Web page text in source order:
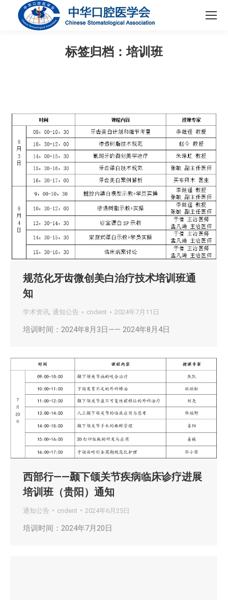
标签归档：培训班
规范化牙齿微创美白治疗技术培训班通
知
学术资讯, 通知公告 cndent 2024年7月11日
培训时间：2024年8月3日—— 2024年8月4日
西部行——颞下颌关节疾病临床诊疗进展
培训班（贵阳）通知
通知公告 cndent 2024年6月25日
培训时间：2024年7月20日